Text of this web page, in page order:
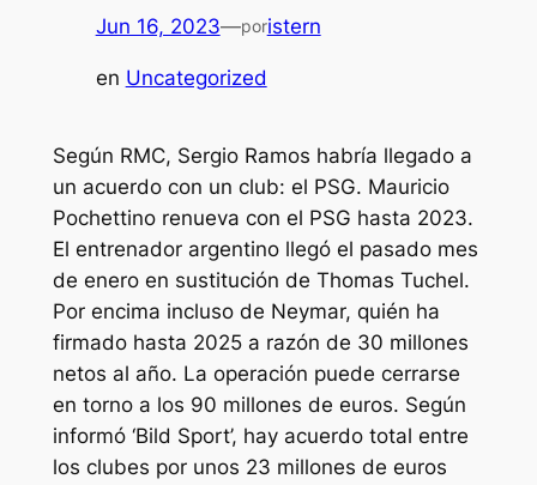
Jun 16, 2023—poristern
en Uncategorized
Según RMC, Sergio Ramos habría llegado a
un acuerdo con un club: el PSG. Mauricio
Pochettino renueva con el PSG hasta 2023.
El entrenador argentino llegó el pasado mes
de enero en sustitución de Thomas Tuchel.
Por encima incluso de Neymar, quién ha
firmado hasta 2025 a razón de 30 millones
netos al año. La operación puede cerrarse
en torno a los 90 millones de euros. Según
informó ‘Bild Sport’, hay acuerdo total entre
los clubes por unos 23 millones de euros